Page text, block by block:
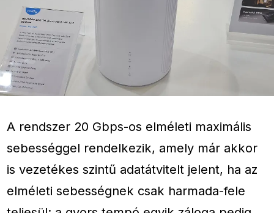
A rendszer 20 Gbps-os elméleti maximális
sebességgel rendelkezik, amely már akkor
is vezetékes szintű adatátvitelt jelent, ha az
elméleti sebességnek csak harmada-fele